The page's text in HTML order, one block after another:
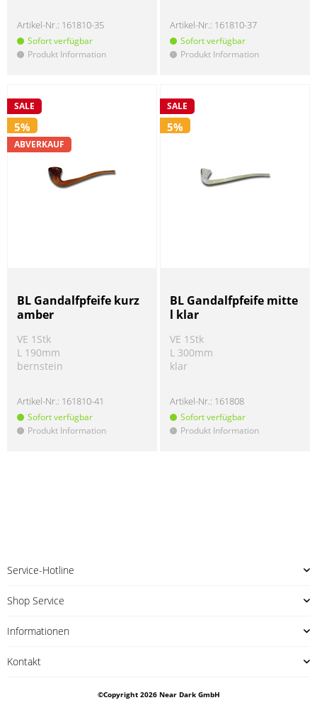
Artikel-Nr.: 161810-35
Sofort verfügbar
! Produkt Information
Artikel-Nr.: 161810-37
Sofort verfügbar
! Produkt Information
SALE
5%
ABVERKAUF
BL Gandalfpfeife kurz
amber
VE 1Stk
L 190mm
bernstein
Artikel-Nr.: 161810-41
Sofort verfügbar
! Produkt Information
SALE
5%
BL Gandalfpfeife mitte
l klar
VE 1Stk
L 300mm
klar
Artikel-Nr.: 161808
Sofort verfügbar
! Produkt Information
Service-Hotline
Shop Service
Informationen
Kontakt
©Copyright 2026 Near Dark GmbH